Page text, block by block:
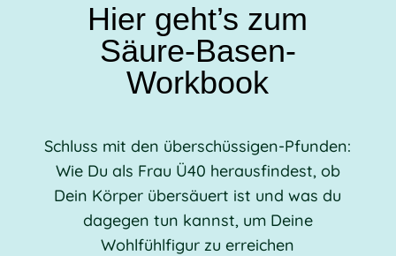
Hier geht’s zum
Säure-Basen-
Workbook
Schluss mit den überschüssigen-Pfunden:
Wie Du als Frau Ü40 herausfindest, ob
Dein Körper übersäuert ist und was du
dagegen tun kannst, um Deine
Wohlfühlfigur zu erreichen